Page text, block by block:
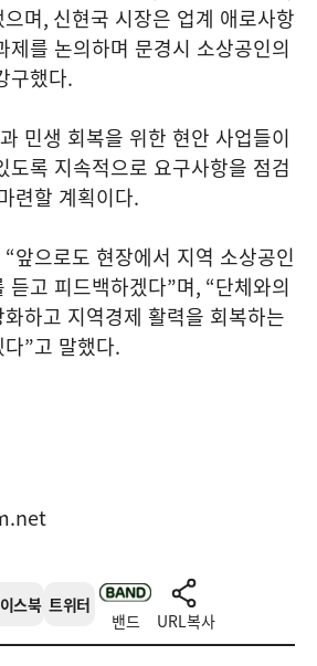
며, 신현국 시장은 업계 애로사항
제를 논의하며 문경시 소상공인의
구했다.
민생 회복을 위한 현안 사업들이
도록 지속적으로 요구사항을 점검
련할 계획이다.
“앞으로도 현장에서 지역 소상공인
듣고 피드백하겠다”며, “단체와의
하고 지역경제 활력을 회복하는
”고 말했다.
스북 트위터
밴드 URL복사